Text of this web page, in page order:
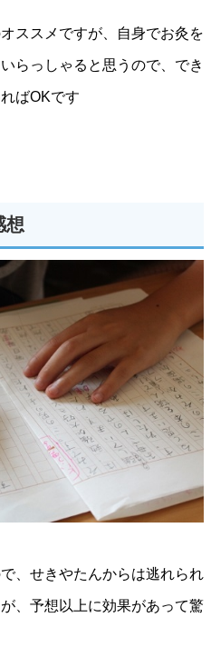
ススメですが、自身でお灸を
らっしゃると思うので、でき
ばOKです
想
、せきやたんからは逃れられ
、予想以上に効果があって驚